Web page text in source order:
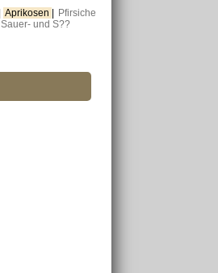
Aprikosen
Pfirsiche
Sauer- und S??